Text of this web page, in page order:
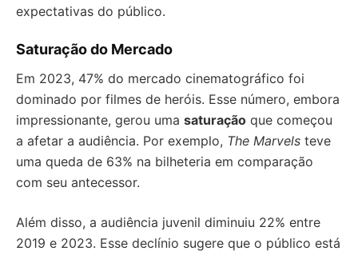
expectativas do público.
Saturação do Mercado
Em 2023, 47% do mercado cinematográfico foi
dominado por filmes de heróis. Esse número, embora
impressionante, gerou uma saturação que começou
a afetar a audiência. Por exemplo, The Marvels teve
uma queda de 63% na bilheteria em comparação
com seu antecessor.
Além disso, a audiência juvenil diminuiu 22% entre
2019 e 2023. Esse declínio sugere que o público está